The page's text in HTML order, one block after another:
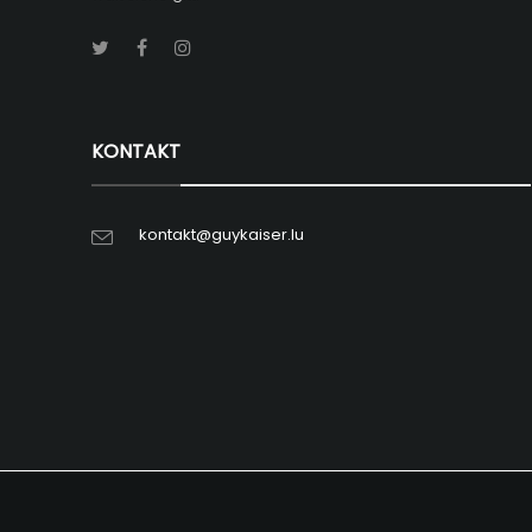
KONTAKT
kontakt@guykaiser.lu